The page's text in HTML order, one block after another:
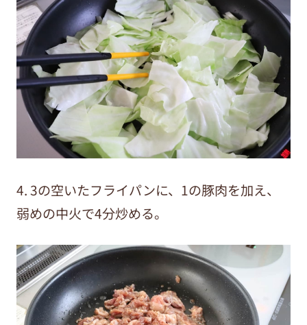
4. 3の空いたフライパンに、1の豚肉を加え、
弱めの中火で4分炒める。